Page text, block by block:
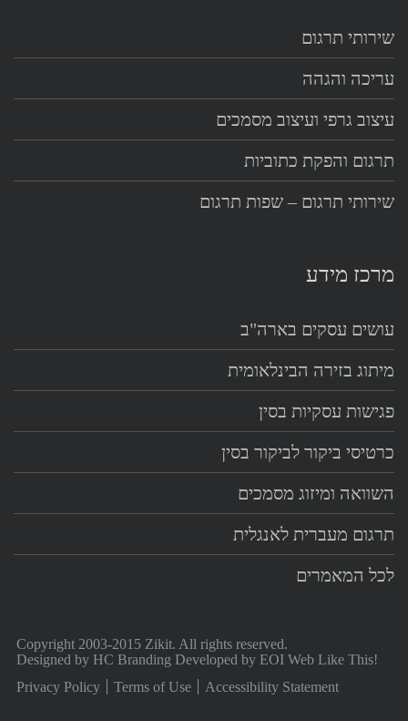
שירותי תרגום
עריכה והגהה
עיצוב גרפי ועיצוב מסמכים
תרגום והפקת כתוביות
שירותי תרגום – שפות תרגום
מרכז מידע
עושים עסקים בארה"ב
מיתוג בזירה הבינלאומית
פגישות עסקיות בסין
כרטיסי ביקור לביקור בסין
השוואה ומיזוג מסמכים
תרגום מעברית לאנגלית
לכל המאמרים
Copyright 2003-2015 Zikit. All rights reserved.
Designed by HC Branding Developed by EOI Web Like This!
Privacy Policy
Terms of Use Accessibility Statement